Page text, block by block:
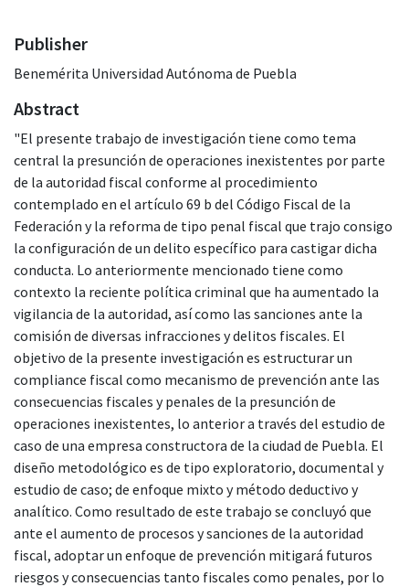
Publisher
Benemérita Universidad Autónoma de Puebla
Abstract
"El presente trabajo de investigación tiene como tema
central la presunción de operaciones inexistentes por parte
de la autoridad fiscal conforme al procedimiento
contemplado en el artículo 69 b del Código Fiscal de la
Federación y la reforma de tipo penal fiscal que trajo consigo
la configuración de un delito específico para castigar dicha
conducta. Lo anteriormente mencionado tiene como
contexto la reciente política criminal que ha aumentado la
vigilancia de la autoridad, así como las sanciones ante la
comisión de diversas infracciones y delitos fiscales. El
objetivo de la presente investigación es estructurar un
compliance fiscal como mecanismo de prevención ante las
consecuencias fiscales y penales de la presunción de
operaciones inexistentes, lo anterior a través del estudio de
caso de una empresa constructora de la ciudad de Puebla. El
diseño metodológico es de tipo exploratorio, documental y
estudio de caso; de enfoque mixto y método deductivo y
analítico. Como resultado de este trabajo se concluyó que
ante el aumento de procesos y sanciones de la autoridad
fiscal, adoptar un enfoque de prevención mitigará futuros
riesgos y consecuencias tanto fiscales como penales, por lo